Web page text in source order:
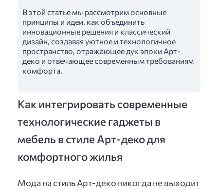
В этой статье мы рассмотрим основные
принципы и идеи, как объединить
инновационные решения и классический
дизайн, создавая уютное и технологичное
пространство, отражающее дух эпохи Арт-
деко и отвечающее современным требованиям
комфорта.
Как интегрировать современные
технологические гаджеты в
мебель в стиле Арт-деко для
комфортного жилья
Мода на стиль Арт-деко никогда не выходит